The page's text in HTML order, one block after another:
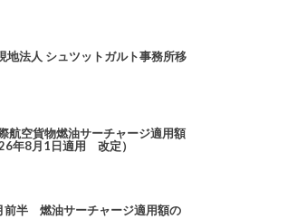
地法人 シュツットガルト事務所移
航空貨物燃油サーチャージ適用額
年8月1日適用 改定）
前半 燃油サーチャージ適用額の